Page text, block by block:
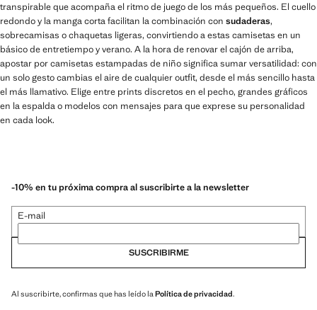
transpirable que acompaña el ritmo de juego de los más pequeños. El cuello
redondo y la manga corta facilitan la combinación con sudaderas,
sobrecamisas o chaquetas ligeras, convirtiendo a estas camisetas en un
básico de entretiempo y verano. A la hora de renovar el cajón de arriba,
apostar por camisetas estampadas de niño significa sumar versatilidad: con
un solo gesto cambias el aire de cualquier outfit, desde el más sencillo hasta
el más llamativo. Elige entre prints discretos en el pecho, grandes gráficos
en la espalda o modelos con mensajes para que exprese su personalidad
en cada look.
-10% en tu próxima compra al suscribirte a la newsletter
E-mail
SUSCRIBIRME
Al suscribirte, confirmas que has leído laPolítica de privacidad.